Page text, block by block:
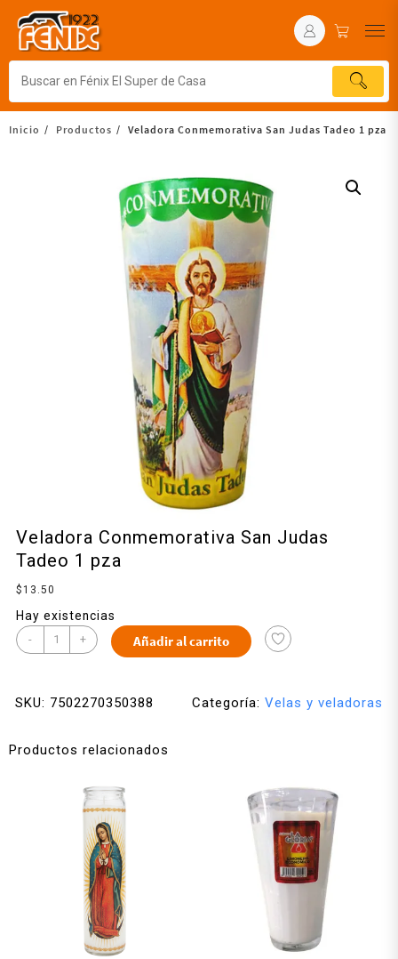
Inicio Productos Veladora Conmemorativa San Judas Tadeo 1 pza
Veladora Conmemorativa San Judas
Tadeo 1 pza
$ 13.50
Hay existencias
- + Añadir al carrito
SKU: 7502270350388 Categoría: Velas y veladoras
Productos relacionados